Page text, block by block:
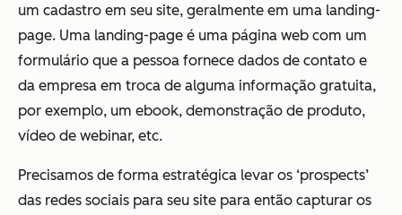
um cadastro em seu site, geralmente em uma landing-
page. Uma landing-page é uma página web com um
formulário que a pessoa fornece dados de contato e
da empresa em troca de alguma informação gratuita,
por exemplo, um ebook, demonstração de produto,
vídeo de webinar, etc.
Precisamos de forma estratégica levar os ‘prospects’
das redes sociais para seu site para então capturar os